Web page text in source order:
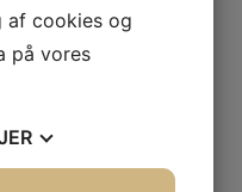
och prydde
bildades 1731 av tre
kompanier,
kontakterna. Ostindiska
af cookies og
på vores